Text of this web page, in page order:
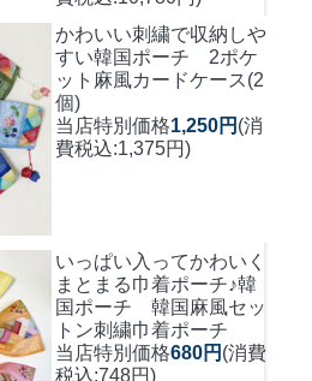
かわいい刺繍で収納しや
すい韓国ポーチ 2ポケ
ット麻風カードケース(2
個)
当店特別価格1,250円 (消
費税込:1,375円)
いっぱい入ってかわいく
まとまる巾着ポーチ♪韓
国ポーチ 韓国麻風セッ
トン刺繍巾着ポーチ
当店特別価格680円 (消費
税込:748円)